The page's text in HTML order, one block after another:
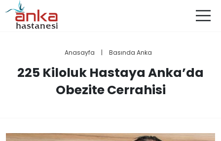
Anasayfa | Basında Anka
225 Kiloluk Hastaya Anka’da
Obezite Cerrahisi